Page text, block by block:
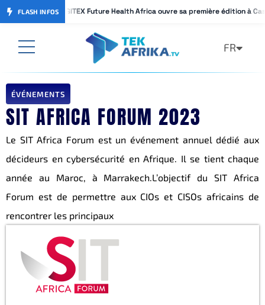
FLASH INFOS GITEX Future Health Africa ouvre sa première édition à
GITEX Future Health Africa ouvre sa première édition à
FR
AR
ÉVÉNEMENTS
SIT AFRICA FORUM 2023
Le SIT Africa Forum est un événement annuel dédié aux
décideurs en cybersécurité en Afrique. Il se tient chaque
année au Maroc, à Marrakech.L’objectif du SIT Africa
Forum est de permettre aux CIOs et CISOs africains de
rencontrer les principaux